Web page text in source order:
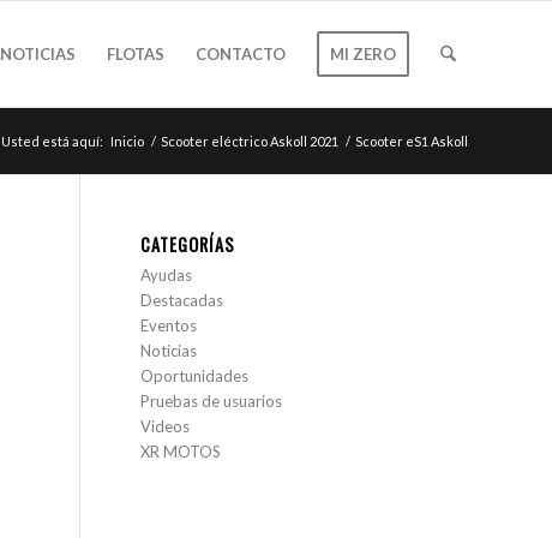
NOTICIAS FLOTAS CONTACTO MI ZERO
Usted está aquí: Inicio / Scooter eléctrico Askoll 2021 / Scooter eS1 Askoll
CATEGORÍAS
Ayudas
Destacadas
Eventos
Noticias
Oportunidades
Pruebas de usuarios
Videos
XR MOTOS